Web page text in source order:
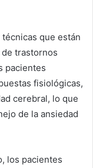
que están
trastornos
pacientes
fisiológicas,
cerebral, lo que
de la ansiedad
los pacientes